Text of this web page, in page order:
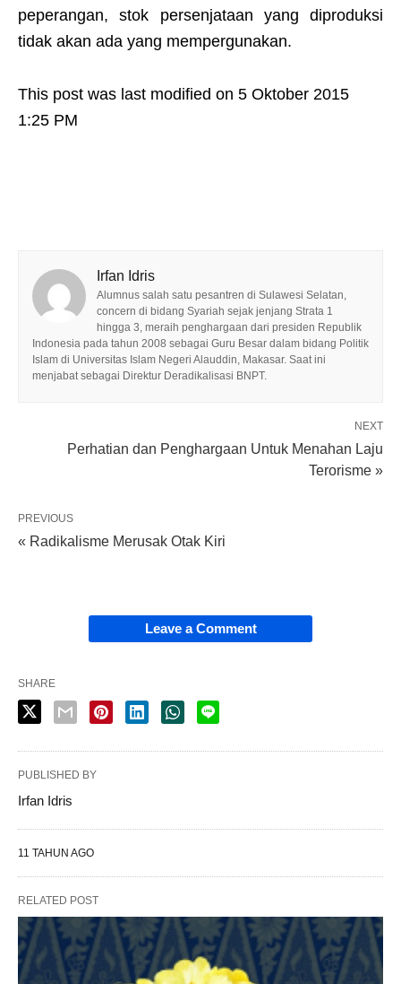
peperangan, stok persenjataan yang diproduksi
tidak akan ada yang mempergunakan.
This post was last modified on 5 Oktober 2015
1:25 PM
Irfan Idris
Alumnus salah satu pesantren di Sulawesi Selatan,
concern di bidang Syariah sejak jenjang Strata 1
hingga 3, meraih penghargaan dari presiden Republik
Indonesia pada tahun 2008 sebagai Guru Besar dalam bidang Politik
Islam di Universitas Islam Negeri Alauddin, Makasar. Saat ini
menjabat sebagai Direktur Deradikalisasi BNPT.
NEXT
Perhatian dan Penghargaan Untuk Menahan Laju
Terorisme »
PREVIOUS
« Radikalisme Merusak Otak Kiri
Leave a Comment
SHARE
PUBLISHED BY
Irfan Idris
11 TAHUN AGO
RELATED POST